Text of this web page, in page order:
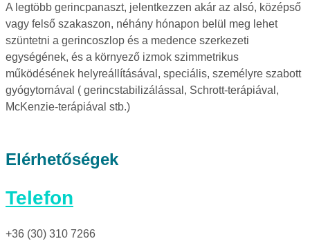
A legtöbb gerincpanaszt, jelentkezzen akár az alsó, középső
vagy felső szakaszon, néhány hónapon belül meg lehet
szüntetni a gerincoszlop és a medence szerkezeti
egységének, és a környező izmok szimmetrikus
működésének helyreállításával, speciális, személyre szabott
gyógytornával ( gerincstabilizálással, Schrott-terápiával,
McKenzie-terápiával stb.)
Elérhetőségek
Telefon
+36 (30) 310 7266